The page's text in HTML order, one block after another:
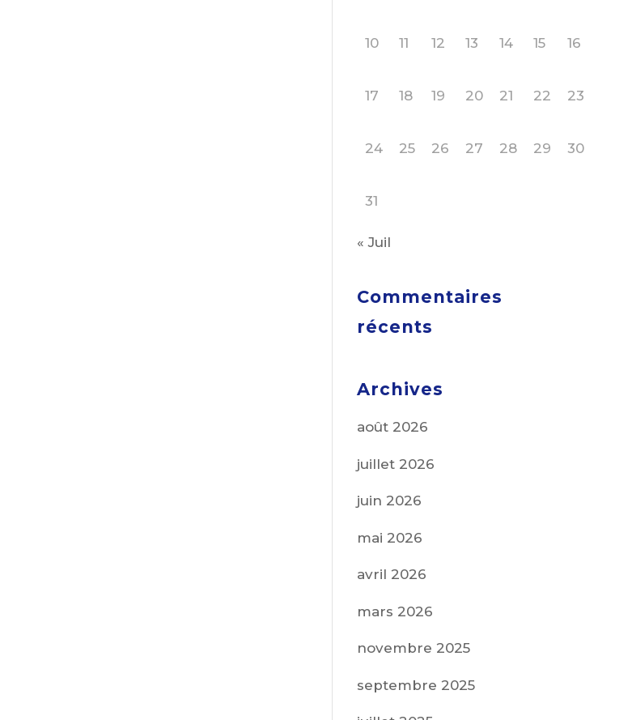
10 11 12 13 14 15 16
17 18 19 20 21 22 23
24 25 26 27 28 29 30
31
« Juil
Commentaires
récents
Archives
août 2026
juillet 2026
juin 2026
mai 2026
avril 2026
mars 2026
novembre 2025
septembre 2025